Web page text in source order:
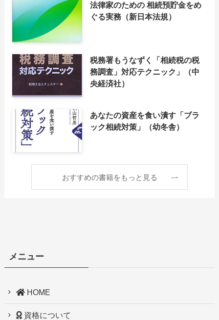
法律家のための 相続預貯金をめ
ぐる実務（新日本法規）
税務署もうなずく「相続税の税
務調査」対応テクニック」（中
央経済社）
あなたの資産を食い潰す「ブラ
ック相続対策」（幼冬舎）
おすすめの書籍をもっと見る
メニュー
HOME
資格について